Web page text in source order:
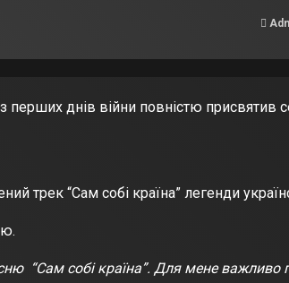
перших днів війни повністю
трек “Сам собі країна” легенди
“Сам собі країна”. Для мене